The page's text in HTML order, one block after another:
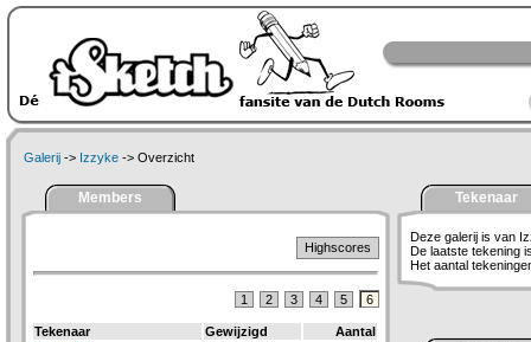
Galerij -> Izzyke -> Overzicht
Members
Highscores
1 2 3 4 5 6
Tekenaar Gewijzigd
Aantal
Tekenaar
Deze galerij is van
De laatste tekening
Het aantal